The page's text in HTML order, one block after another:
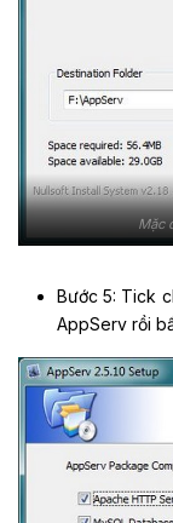
Mặc
Bước 5: Tick
AppServ rồi